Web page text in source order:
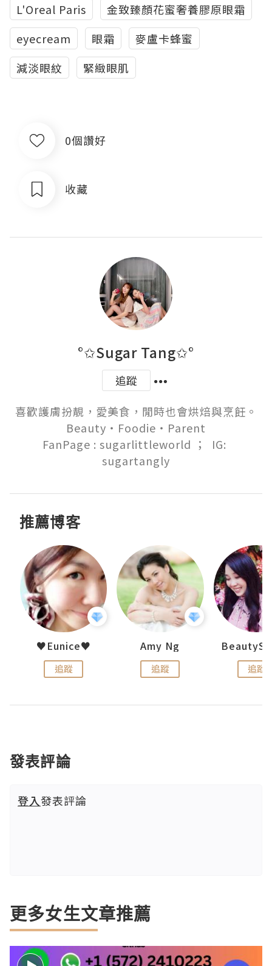
L'Oreal Paris
金致臻顏花蜜奢養膠原眼霜
eyecream
眼霜
麥盧卡蜂蜜
減淡眼紋
緊緻眼肌
0個讚好
收藏
°✩Sugar Tang✩°
追蹤
喜歡護膚扮靚，愛美食，閒時也會烘焙與烹飪。
Beauty‧Foodie‧Parent
FanPage : sugarlittleworld ；  IG:
sugartangly
推薦博客
♥Eunice♥
追蹤
Amy Ng
追蹤 追蹤
發表評論
登入發表評論
更多女生文章推薦